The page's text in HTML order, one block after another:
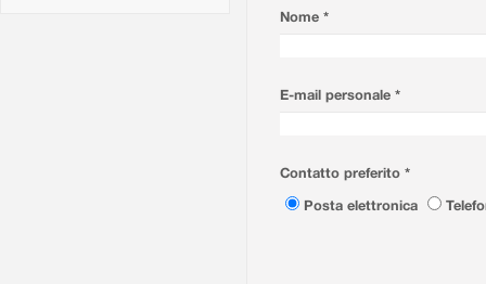
Nome *
E-mail personale *
Contatto preferito *
Posta elettronica